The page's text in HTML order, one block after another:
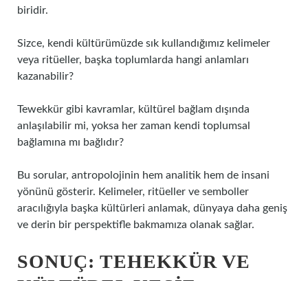
biridir.
Sizce, kendi kültürümüzde sık kullandığımız kelimeler
veya ritüeller, başka toplumlarda hangi anlamları
kazanabilir?
Tewekkür gibi kavramlar, kültürel bağlam dışında
anlaşılabilir mi, yoksa her zaman kendi toplumsal
bağlamına mı bağlıdır?
Bu sorular, antropolojinin hem analitik hem de insani
yönünü gösterir. Kelimeler, ritüeller ve semboller
aracılığıyla başka kültürleri anlamak, dünyaya daha geniş
ve derin bir perspektifle bakmamıza olanak sağlar.
SONUÇ: TEHEKKÜR VE